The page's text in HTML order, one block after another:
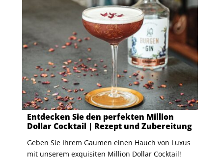
Entdecken Sie den perfekten Million
Dollar Cocktail | Rezept und Zubereitung
Geben Sie Ihrem Gaumen einen Hauch von Luxus
mit unserem exquisiten Million Dollar Cocktail!